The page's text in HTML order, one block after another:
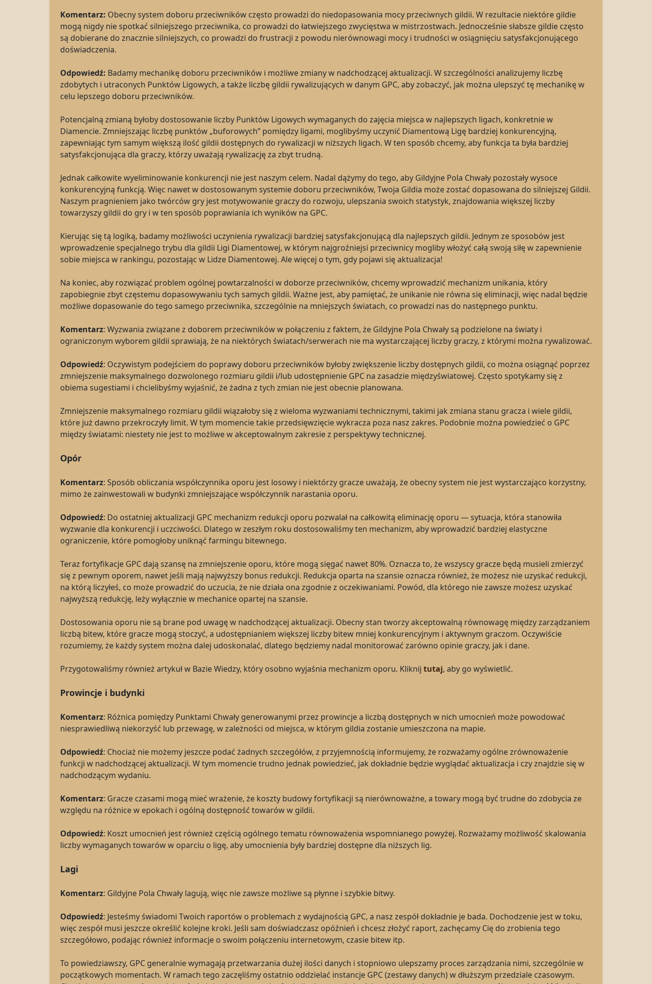
Komentarz: Obecny system doboru przeciwników często prowadzi do niedopasowania mocy przeciwnych gildii. W rezultacie niektóre gildie
mogą nigdy nie spotkać silniejszego przeciwnika, co prowadzi do łatwiejszego zwycięstwa w mistrzostwach. Jednocześnie słabsze gildie często
są dobierane do znacznie silniejszych, co prowadzi do frustracji z powodu nierównowagi mocy i trudności w osiągnięciu satysfakcjonującego
doświadczenia.
Odpowiedź: Badamy mechanikę doboru przeciwników i możliwe zmiany w nadchodzącej aktualizacji. W szczególności analizujemy liczbę
zdobytych i utraconych Punktów Ligowych, a także liczbę gildii rywalizujących w danym GPC, aby zobaczyć, jak można ulepszyć tę mechanikę w
celu lepszego doboru przeciwników.
Potencjalną zmianą byłoby dostosowanie liczby Punktów Ligowych wymaganych do zajęcia miejsca w najlepszych ligach, konkretnie w
Diamencie. Zmniejszając liczbę punktów „buforowych” pomiędzy ligami, moglibyśmy uczynić Diamentową Ligę bardziej konkurencyjną,
zapewniając tym samym większą ilość gildii dostępnych do rywalizacji w niższych ligach. W ten sposób chcemy, aby funkcja ta była bardziej
satysfakcjonująca dla graczy, którzy uważają rywalizację za zbyt trudną.
Jednak całkowite wyeliminowanie konkurencji nie jest naszym celem. Nadal dążymy do tego, aby Gildyjne Pola Chwały pozostały wysoce
konkurencyjną funkcją. Więc nawet w dostosowanym systemie doboru przeciwników, Twoja Gildia może zostać dopasowana do silniejszej Gildii.
Naszym pragnieniem jako twórców gry jest motywowanie graczy do rozwoju, ulepszania swoich statystyk, znajdowania większej liczby
towarzyszy gildii do gry i w ten sposób poprawiania ich wyników na GPC.
Kierując się tą logiką, badamy możliwości uczynienia rywalizacji bardziej satysfakcjonującą dla najlepszych gildii. Jednym ze sposobów jest
wprowadzenie specjalnego trybu dla gildii Ligi Diamentowej, w którym najgroźniejsi przeciwnicy mogliby włożyć całą swoją siłę w zapewnienie
sobie miejsca w rankingu, pozostając w Lidze Diamentowej. Ale więcej o tym, gdy pojawi się aktualizacja!
Na koniec, aby rozwiązać problem ogólnej powtarzalności w doborze przeciwników, chcemy wprowadzić mechanizm unikania, który
zapobiegnie zbyt częstemu dopasowywaniu tych samych gildii. Ważne jest, aby pamiętać, że unikanie nie równa się eliminacji, więc nadal będzie
możliwe dopasowanie do tego samego przeciwnika, szczególnie na mniejszych światach, co prowadzi nas do następnego punktu.
Komentarz: Wyzwania związane z doborem przeciwników w połączeniu z faktem, że Gildyjne Pola Chwały są podzielone na światy i
ograniczonym wyborem gildii sprawiają, że na niektórych światach/serwerach nie ma wystarczającej liczby graczy, z którymi można rywalizować.
Odpowiedź: Oczywistym podejściem do poprawy doboru przeciwników byłoby zwiększenie liczby dostępnych gildii, co można osiągnąć poprzez
zmniejszenie maksymalnego dozwolonego rozmiaru gildii i/lub udostępnienie GPC na zasadzie międzyświatowej. Często spotykamy się z
obiema sugestiami i chcielibyśmy wyjaśnić, że żadna z tych zmian nie jest obecnie planowana.
Zmniejszenie maksymalnego rozmiaru gildii wiązałoby się z wieloma wyzwaniami technicznymi, takimi jak zmiana stanu gracza i wiele gildii,
które już dawno przekroczyły limit. W tym momencie takie przedsięwzięcie wykracza poza nasz zakres. Podobnie można powiedzieć o GPC
między światami: niestety nie jest to możliwe w akceptowalnym zakresie z perspektywy technicznej.
Opór
Komentarz: Sposób obliczania współczynnika oporu jest losowy i niektórzy gracze uważają, że obecny system nie jest wystarczająco korzystny,
mimo że zainwestowali w budynki zmniejszające współczynnik narastania oporu.
Odpowiedź: Do ostatniej aktualizacji GPC mechanizm redukcji oporu pozwalał na całkowitą eliminację oporu — sytuacja, która stanowiła
wyzwanie dla konkurencji i uczciwości. Dlatego w zeszłym roku dostosowaliśmy ten mechanizm, aby wprowadzić bardziej elastyczne
ograniczenie, które pomogłoby uniknąć farmingu bitewnego.
Teraz fortyfikacje GPC dają szansę na zmniejszenie oporu, które mogą sięgać nawet 80%. Oznacza to, że wszyscy gracze będą musieli zmierzyć
się z pewnym oporem, nawet jeśli mają najwyższy bonus redukcji. Redukcja oparta na szansie oznacza również, że możesz nie uzyskać redukcji,
na którą liczyłeś, co może prowadzić do uczucia, że nie działa ona zgodnie z oczekiwaniami. Powód, dla którego nie zawsze możesz uzyskać
najwyższą redukcję, leży wyłącznie w mechanice opartej na szansie.
Dostosowania oporu nie są brane pod uwagę w nadchodzącej aktualizacji. Obecny stan tworzy akceptowalną równowagę między zarządzaniem
liczbą bitew, które gracze mogą stoczyć, a udostępnianiem większej liczby bitew mniej konkurencyjnym i aktywnym graczom. Oczywiście
rozumiemy, że każdy system można dalej udoskonalać, dlatego będziemy nadal monitorować zarówno opinie graczy, jak i dane.
Przygotowaliśmy również artykuł w Bazie Wiedzy, który osobno wyjaśnia mechanizm oporu. Kliknij tutaj, aby go wyświetlić.
Prowincje i budynki
Komentarz: Różnica pomiędzy Punktami Chwały generowanymi przez prowincje a liczbą dostępnych w nich umocnień może powodować
niesprawiedliwą niekorzyść lub przewagę, w zależności od miejsca, w którym gildia zostanie umieszczona na mapie.
Odpowiedź: Chociaż nie możemy jeszcze podać żadnych szczegółów, z przyjemnością informujemy, że rozważamy ogólne zrównoważenie
funkcji w nadchodzącej aktualizacji. W tym momencie trudno jednak powiedzieć, jak dokładnie będzie wyglądać aktualizacja i czy znajdzie się w
nadchodzącym wydaniu.
Komentarz: Gracze czasami mogą mieć wrażenie, że koszty budowy fortyfikacji są nierównoważne, a towary mogą być trudne do zdobycia ze
względu na różnice w epokach i ogólną dostępność towarów w gildii.
Odpowiedź: Koszt umocnień jest również częścią ogólnego tematu równoważenia wspomnianego powyżej. Rozważamy możliwość skalowania
liczby wymaganych towarów w oparciu o ligę, aby umocnienia były bardziej dostępne dla niższych lig.
Lagi
Komentarz: Gildyjne Pola Chwały lagują, więc nie zawsze możliwe są płynne i szybkie bitwy.
Odpowiedź: Jesteśmy świadomi Twoich raportów o problemach z wydajnością GPC, a nasz zespół dokładnie je bada. Dochodzenie jest w toku,
więc zespół musi jeszcze określić kolejne kroki. Jeśli sam doświadczasz opóźnień i chcesz złożyć raport, zachęcamy Cię do zrobienia tego
szczegółowo, podając również informacje o swoim połączeniu internetowym, czasie bitew itp.
To powiedziawszy, GPC generalnie wymagają przetwarzania dużej ilości danych i stopniowo ulepszamy proces zarządzania nimi, szczególnie w
początkowych momentach. W ramach tego zaczęliśmy ostatnio oddzielać instancje GPC (zestawy danych) w dłuższym przedziale czasowym.